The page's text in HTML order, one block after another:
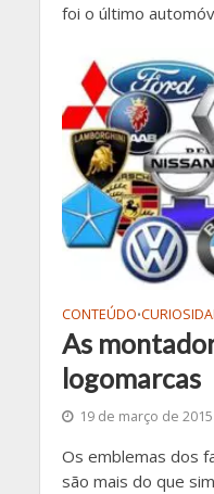
foi o último
CONTEÚDO•
As
logomarcas
19 de março de 2015
Os emblemas dos
são mais do que